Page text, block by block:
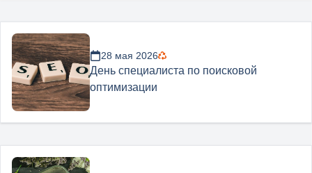
28 мая 2026
День специалиста по поисковой
оптимизации